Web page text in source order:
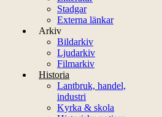
Stadgar
Externa länkar
Arkiv
Bildarkiv
Ljudarkiv
Filmarkiv
Historia
Lantbruk, handel,
industri
Kyrka & skola